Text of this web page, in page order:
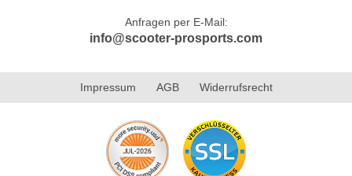
Anfragen per E-Mail:
info@scooter-prosports.com
Impressum AGB Widerrufsrecht